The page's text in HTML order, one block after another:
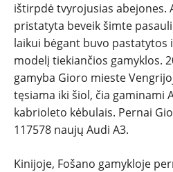
ištirpdė tvyrojusias abejones.
pristatyta beveik šimte
laikui bėgant buvo pastatytos
modelį tiekiančios gamyklos.
gamyba Gioro mieste
tęsiama iki šiol, čia gaminami
kabrioleto kėbulais. Pernai
117578 naujų Audi A3.
Kinijoje, Fošano gamykloje